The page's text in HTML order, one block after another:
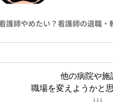
他の病院や施
職場を変えようかと
↓↓↓